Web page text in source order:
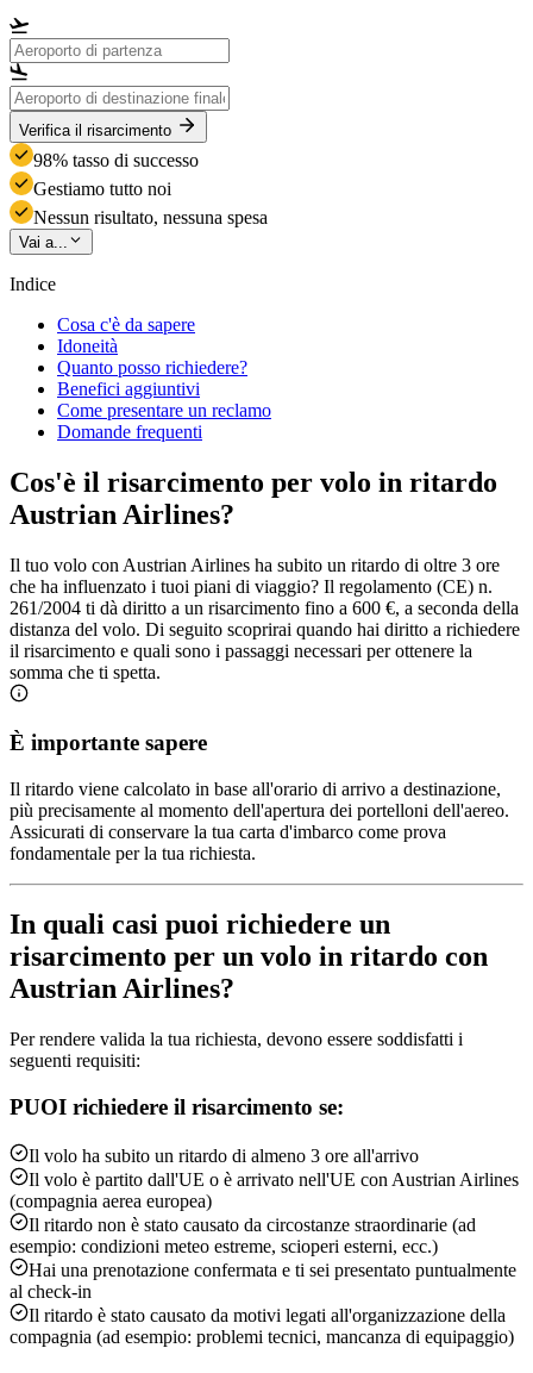
Verifica il risarcimento
98% tasso di successo
Gestiamo tutto noi
Nessun risultato, nessuna spesa
Vai a...
Indice
Cosa c'è da sapere
Idoneità
Quanto posso richiedere?
Benefici aggiuntivi
Come presentare un reclamo
Domande frequenti
Cos'è il risarcimento per volo in ritardo
Austrian Airlines?
Il tuo volo con Austrian Airlines ha subito un ritardo di oltre 3 ore
che ha influenzato i tuoi piani di viaggio? Il regolamento (CE) n.
261/2004 ti dà diritto a un risarcimento fino a 600 €, a seconda della
distanza del volo. Di seguito scoprirai quando hai diritto a richiedere
il risarcimento e quali sono i passaggi necessari per ottenere la
somma che ti spetta.
È importante sapere
Il ritardo viene calcolato in base all'orario di arrivo a destinazione,
più precisamente al momento dell'apertura dei portelloni dell'aereo.
Assicurati di conservare la tua carta d'imbarco come prova
fondamentale per la tua richiesta.
In quali casi puoi richiedere un
risarcimento per un volo in ritardo con
Austrian Airlines?
Per rendere valida la tua richiesta, devono essere soddisfatti i
seguenti requisiti:
PUOI richiedere il risarcimento se:
Il volo ha subito un ritardo di almeno 3 ore all'arrivo
Il volo è partito dall'UE o è arrivato nell'UE con Austrian Airlines
(compagnia aerea europea)
Il ritardo non è stato causato da circostanze straordinarie (ad
esempio: condizioni meteo estreme, scioperi esterni, ecc.)
Hai una prenotazione confermata e ti sei presentato puntualmente
al check-in
Il ritardo è stato causato da motivi legati all'organizzazione della
compagnia (ad esempio: problemi tecnici, mancanza di equipaggio)